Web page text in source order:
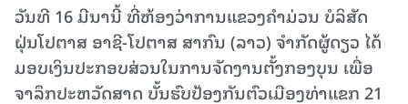
ວັນທີ 16 ມີນານີ້ ທີ່ຫ້ອງວ່າການແຂວງຄໍາມ່ວນ ບໍລິສັດ
ຝຸ່ນໂປຕາສ ອາຊີ-ໂປຕາສ ສາກົນ (ລາວ) ຈໍາກັດຜູ້ດຽວ ໄດ້
ມອບເງິນປະກອບສ່ວນໃນການຈັດງານຕັ້ງກອງບຸນ ເພື່ອ
ຈາລຶກປະຫວັດສາດ ບັ້ນຮົບປ້ອງກັນຕົວເມືອງທ່າແຂກ 21